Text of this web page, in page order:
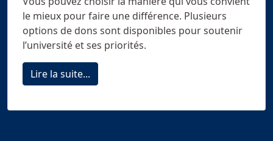
le mieux pour faire une différence. Plusieurs
options de dons sont disponibles pour soutenir
l’université et ses priorités.
Lire la suite...